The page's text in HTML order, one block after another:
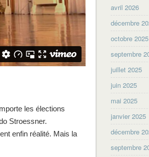
les élections
Stroessner.
enfin réalité. Mais la
avril 2026
décembre
octobre 2025
septembre
juillet 2025
juin 2025
mai 2025
janvier 2025
décembre
septembre